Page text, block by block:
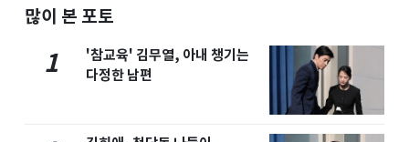
많이 본 포토
1
'참교육' 김무열, 아내 챙기는
다정한 남편